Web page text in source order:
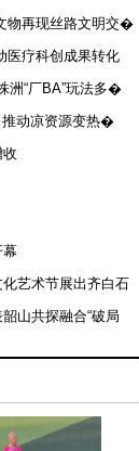
物再现丝路文明交�
医疗科创成果转化
洲“厂BA”玩法多�
推动凉资源变热�
幕
艺术节展出齐白石
山共探融合“破局